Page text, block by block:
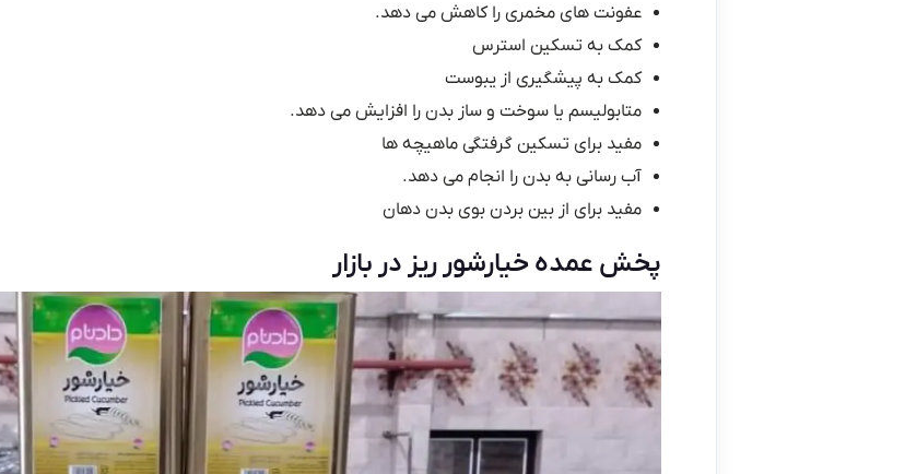
عفونت های مخمری را کاهش می دهد.
کمک به تسکین استرس
کمک به پیشگیری از یبوست
متابولیسم یا سوخت و ساز بدن را افزایش می دهد.
مفید برای تسکین گرفتگی ماهیچه ها
آب رسانی به بدن را انجام می دهد.
مفید برای از بین بردن بوی بدن دهان
پخش عمده خیارشور ریز در بازار